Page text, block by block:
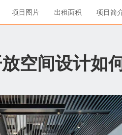
项目图片 出租面积 项目简
空间设计如